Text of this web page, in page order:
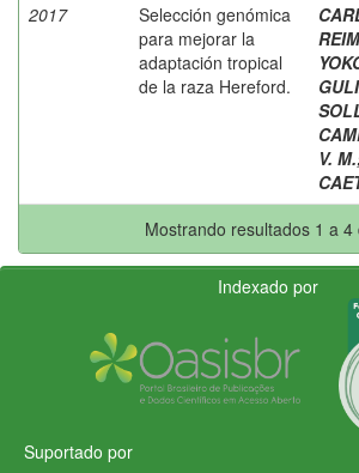
2017
Selección genómica
para mejorar la
adaptación tropical
de la raza Hereford.
V. M.
Mostrando resultados 1 a 4
Indexado por
Suportado por